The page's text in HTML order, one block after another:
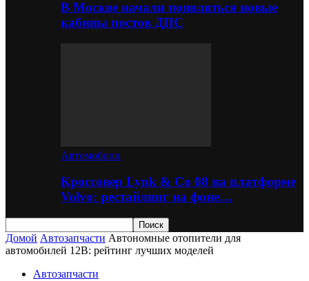
В Москве начали появляться новые
кабины постов ДПС
Автомобили
Кроссовер Lynk & Co 08 на платформе
Volvo: рестайлинг на фоне…
Домой Автозапчасти Автономные отопители для
автомобилей 12В: рейтинг лучших моделей
Автозапчасти